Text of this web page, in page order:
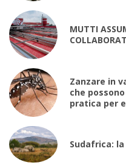
MUTTI
Zanzare in
che
pratica per
Sudafrica: